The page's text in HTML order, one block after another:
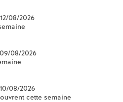
08/2026
08/2026
08/2026
cette semaine